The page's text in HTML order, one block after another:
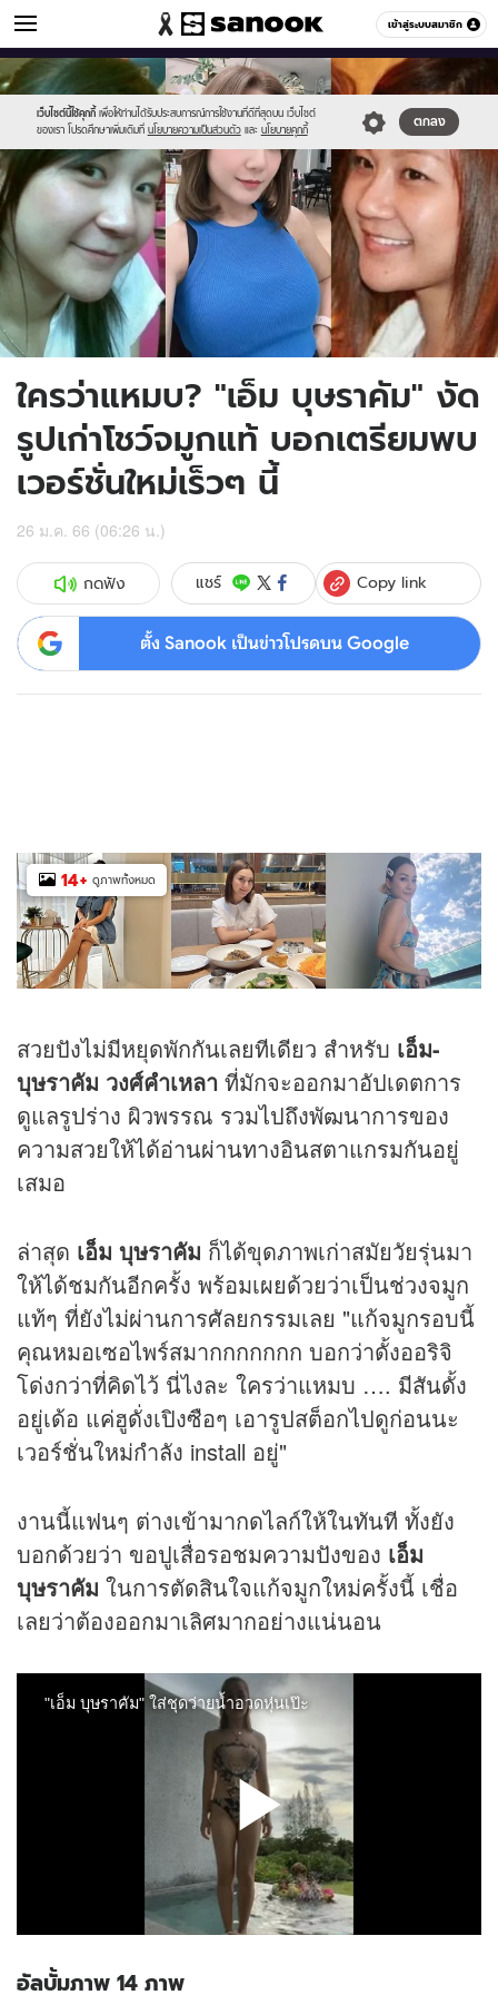
เข้าสู่ระบบสมาชิก
ข่าวบันเทิง หมวดอื่นๆ
เว็บไซต์นี้ใช้คุกกี้ เพื่อให้ท่านได้รับประสบการณ์การใช้งานที่ดีที่สุดบน เว็บไซต์
ของเรา โปรดศึกษาเพิ่มเติมที่ นโยบายความเป็นส่วนตัว และ นโยบายคุกกี้
ตกลง
Sanook
//s.isanook.com/sr/0/images/logo-
new-
sanook.png
600
60
//s.isanook.com/ns/0/ud/1750/8754607/em.jpg
ใครว่าแหมบ? "เอ็ม บุษราคัม" งัด
รูปเก่าโชว์จมูกแท้ บอกเตรียมพบ
เวอร์ชั่นใหม่เร็วๆ นี้
26 ม.ค. 66 (06:26 น.)
กดฟัง แชร์ Copy link
ตั้ง Sanook เป็นข่าวโปรดบน Google
14+ ดูภาพทั้งหมด
สวยปังไม่มีหยุดพักกันเลยทีเดียว สำหรับ เอ็ม-
บุษราคัม วงศ์คำเหลา ที่มักจะออกมาอัปเดตการ
ดูแลรูปร่าง ผิวพรรณ รวมไปถึงพัฒนาการของ
ความสวยให้ได้อ่านผ่านทางอินสตาแกรมกันอยู่
เสมอ
ล่าสุด เอ็ม บุษราคัม ก็ได้ขุดภาพเก่าสมัยวัยรุ่นมา
ให้ได้ชมกันอีกครั้ง พร้อมเผยด้วยว่าเป็นช่วงจมูก
แท้ๆ ที่ยังไม่ผ่านการศัลยกรรมเลย "แก้จมูกรอบนี้
คุณหมอเซอไพร์สมากกกกกกก บอกว่าดั้งออริจิ
โด่งกว่าที่คิดไว้ นี่ไงละ ใครว่าแหมบ …. มีสันดั้ง
อยู่เด้อ แค่ฮูดั่งเปิงซือๆ เอารูปสต็อกไปดูก่อนนะ
เวอร์ชั่นใหม่กำลัง install อยู่"
งานนี้แฟนๆ ต่างเข้ามากดไลก์ให้ในทันที ทั้งยัง
บอกด้วยว่า ขอปูเสื่อรอชมความปังของ เอ็ม
บุษราคัม ในการตัดสินใจแก้จมูกใหม่ครั้งนี้ เชื่อ
เลยว่าต้องออกมาเลิศมากอย่างแน่นอน
อัลบั้มภาพ 14 ภาพ